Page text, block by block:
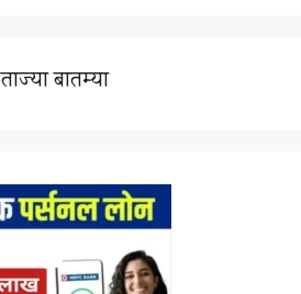
ताज्या बातम्या